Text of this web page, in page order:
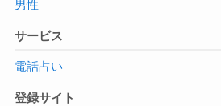
男性
サービス
電話占い
登録サイト